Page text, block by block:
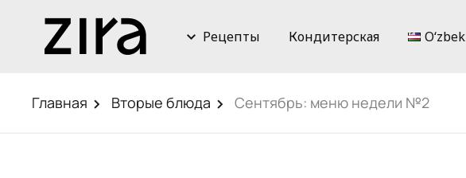
Рецепты Кондитерская Oʻzbek
Главная Вторые блюда Сентябрь: меню недели №2